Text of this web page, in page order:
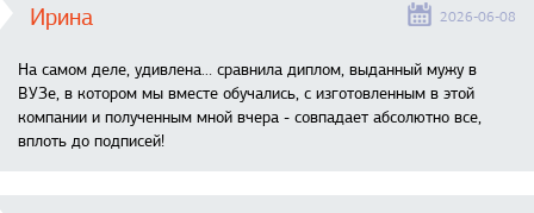
Ирина 2026-06-08
На самом деле, удивлена… сравнила диплом, выданный мужу в
ВУЗе, в котором мы вместе обучались, с изготовленным в этой
компании и полученным мной вчера - совпадает абсолютно все,
вплоть до подписей!